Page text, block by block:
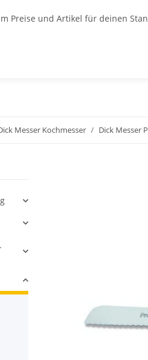
Preise und Artikel für deinen
Messer Kochmesser Dick Messer